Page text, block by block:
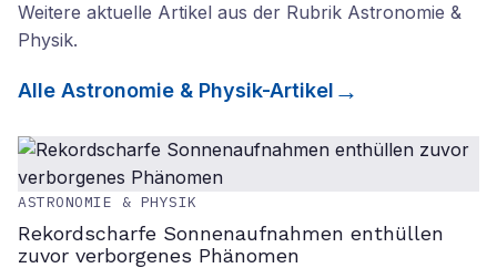
Weitere aktuelle Artikel aus der Rubrik Astronomie &
Physik.
Alle Astronomie & Physik-Artikel
ASTRONOMIE & PHYSIK
Rekordscharfe Sonnenaufnahmen enthüllen
zuvor verborgenes Phänomen